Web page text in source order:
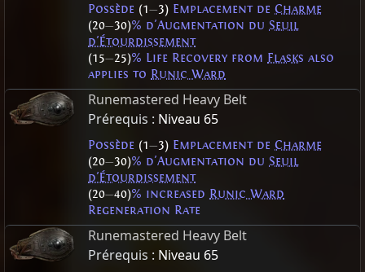
Possède (1—3) Emplacement de Charme
(20—30)% d'Augmentation du Seuil
d'Étourdissement
(15—25)% Life Recovery from Flasks also
applies to Runic Ward
Runemastered Heavy Belt
Prérequis : Niveau 65
Possède (1—3) Emplacement de Charme
(20—30)% d'Augmentation du Seuil
d'Étourdissement
(20—40)% increased Runic Ward
Regeneration Rate
Runemastered Heavy Belt
Prérequis : Niveau 65